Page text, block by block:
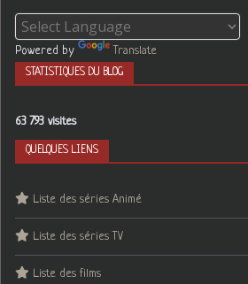
Powered by Translate
STATISTIQUES DU BLOG
63 793 visites
QUELQUES LIENS
Liste des séries Animé
Liste des séries TV
Liste des films